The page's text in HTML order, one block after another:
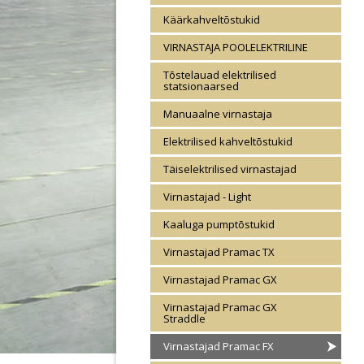
Käärkahveltõstukid
VIRNASTAJA POOLELEKTRILINE
Tõstelauad elektrilised
statsionaarsed
Manuaalne virnastaja
Elektrilised kahveltõstukid
Täiselektrilised virnastajad
Virnastajad - Light
Kaaluga pumptõstukid
Virnastajad Pramac TX
Virnastajad Pramac GX
Virnastajad Pramac GX
Straddle
Virnastajad Pramac FX